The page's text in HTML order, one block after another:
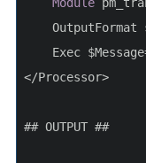
OutputFormat
Exec
</Processor>
## OUTPUT ##